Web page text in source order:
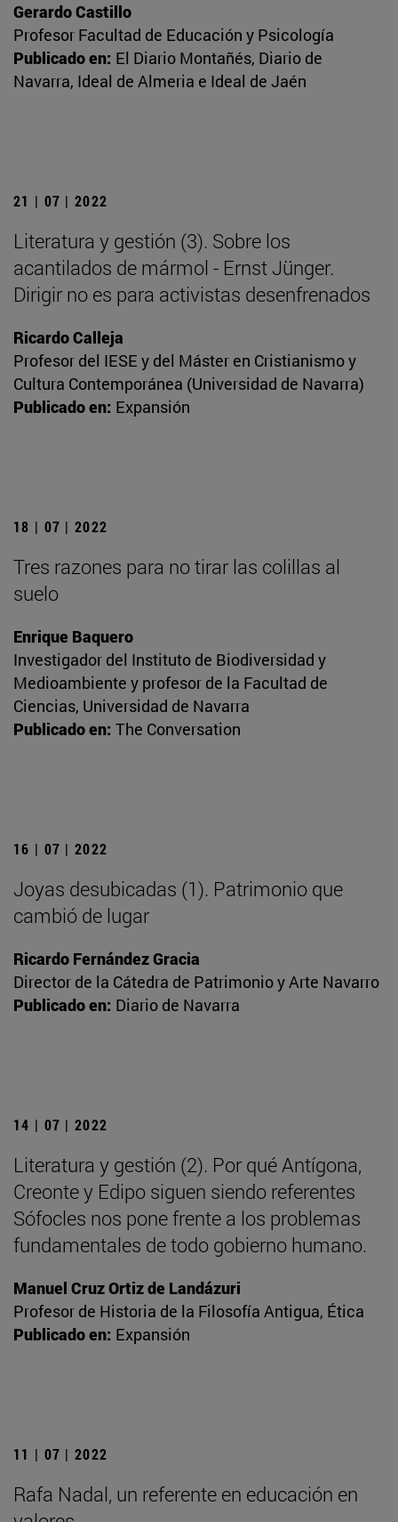
Gerardo Castillo
Profesor Facultad de Educación y Psicología
Publicado en: El Diario Montañés, Diario de
Navarra, Ideal de Almeria e Ideal de Jaén
21 | 07 | 2022
Literatura y gestión (3). Sobre los
acantilados de mármol - Ernst Jünger.
Dirigir no es para activistas desenfrenados
Ricardo Calleja
Profesor del IESE y del Máster en Cristianismo y
Cultura Contemporánea (Universidad de Navarra)
Publicado en: Expansión
18 | 07 | 2022
Tres razones para no tirar las colillas al
suelo
Enrique Baquero
Investigador del Instituto de Biodiversidad y
Medioambiente y profesor de la Facultad de
Ciencias, Universidad de Navarra
Publicado en: The Conversation
16 | 07 | 2022
Joyas desubicadas (1). Patrimonio que
cambió de lugar
Ricardo Fernández Gracia
Director de la Cátedra de Patrimonio y Arte Navarro
Publicado en: Diario de Navarra
14 | 07 | 2022
Literatura y gestión (2). Por qué Antígona,
Creonte y Edipo siguen siendo referentes
Sófocles nos pone frente a los problemas
fundamentales de todo gobierno humano.
Manuel Cruz Ortiz de Landázuri
Profesor de Historia de la Filosofía Antigua, Ética
Publicado en: Expansión
11 | 07 | 2022
Rafa Nadal, un referente en educación en